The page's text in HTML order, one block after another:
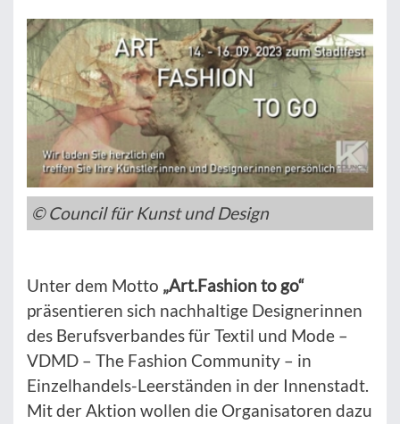
© Council für Kunst und Design
Unter dem Motto „Art.Fashion to go“
präsentieren sich nachhaltige Designerinnen
des Berufsverbandes für Textil und Mode –
VDMD – The Fashion Community – in
Einzelhandels-Leerständen in der Innenstadt.
Mit der Aktion wollen die Organisatoren dazu